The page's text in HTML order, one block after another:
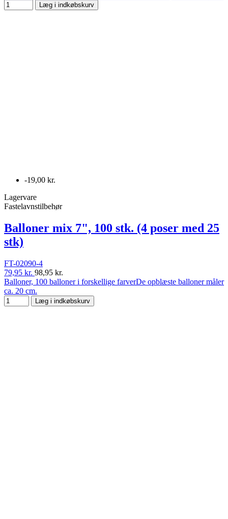
Læg i indkøbskurv
-19,00 kr.
Lagervare
Fastelavnstilbehør
Balloner mix 7", 100 stk. (4 poser med 25
stk)
FT-02090-4
79,95 kr. 98,95 kr.
Balloner, 100 balloner i forskellige farverDe opblæste balloner måler
ca. 20 cm.
Læg i indkøbskurv